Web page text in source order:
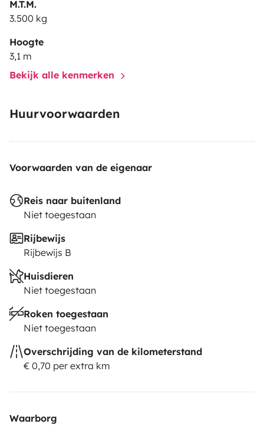
M.T.M.
3.500 kg
Hoogte
3,1 m
Bekijk alle kenmerken
Huurvoorwaarden
Voorwaarden van de eigenaar
Reis naar buitenland
Niet toegestaan
Rijbewijs
Rijbewijs B
Huisdieren
Niet toegestaan
Roken toegestaan
Niet toegestaan
Overschrijding van de kilometerstand
€ 0,70 per extra km
Waarborg